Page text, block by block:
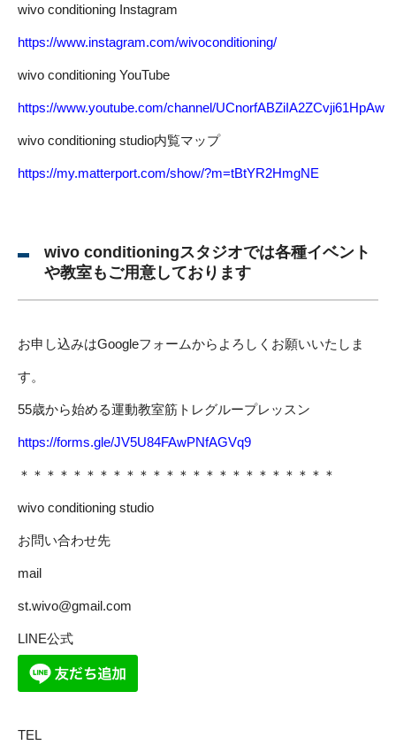
wivo conditioning Instagram
https://www.instagram.com/wivoconditioning/
wivo conditioning YouTube
https://www.youtube.com/channel/UCnorfABZiIA2ZCvji61HpAw
wivo conditioning studio内覧マップ
https://my.matterport.com/show/?m=tBtYR2HmgNE
wivo conditioningスタジオでは各種イベント
や教室もご用意しております
お申し込みはGoogleフォームからよろしくお願いいたしま
す。
55歳から始める運動教室筋トレグループレッスン
https://forms.gle/JV5U84FAwPNfAGVq9
＊＊＊＊＊＊＊＊＊＊＊＊＊＊＊＊＊＊＊＊＊＊＊＊
wivo conditioning studio
お問い合わせ先
mail
st.wivo@gmail.com
LINE公式
TEL